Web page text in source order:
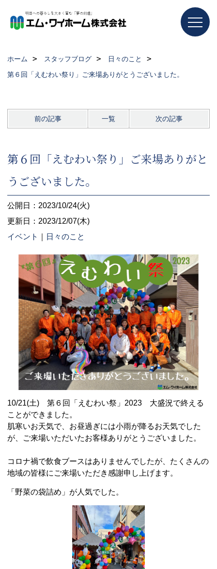
ホーム スタッフブログ
日々のこと
第６回「えむわい祭り」ご来場ありがとうございました。
前の記事 一覧 次の記事
第６回「えむわい祭り」ご来場ありがと
うございました。
公開日：2023/10/24(火)
更新日：2023/12/07(木)
イベント
日々のこと
10/21(土) 第６回「えむわい祭」2023 大盛況で終える
ことができました。
肌寒いお天気で、お昼過ぎには小雨が降るお天気でした
が、ご来場いただいたお客様ありがとうございました。
コロナ禍で飲食ブースはありませんでしたが、たくさんの
地域の皆様にご来場いただき感謝申し上げます。
「野菜の袋詰め」が人気でした。